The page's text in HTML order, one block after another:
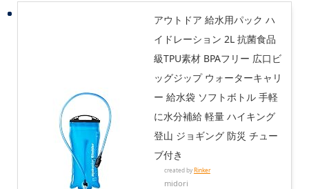
アウトドア 給水用パック ハ
イドレーション 2L 抗菌食品
級TPU素材 BPAフリー 広口ビ
ッグジップ ウォーターキャリ
ー 給水袋 ソフトボトル 手軽
に水分補給 軽量 ハイキング
登山 ジョギング 防災 チュー
ブ付き
created byRinker
midori